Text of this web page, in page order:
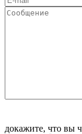
докажите, что вы